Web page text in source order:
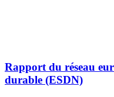
Rapport du réseau
durable (ESDN)